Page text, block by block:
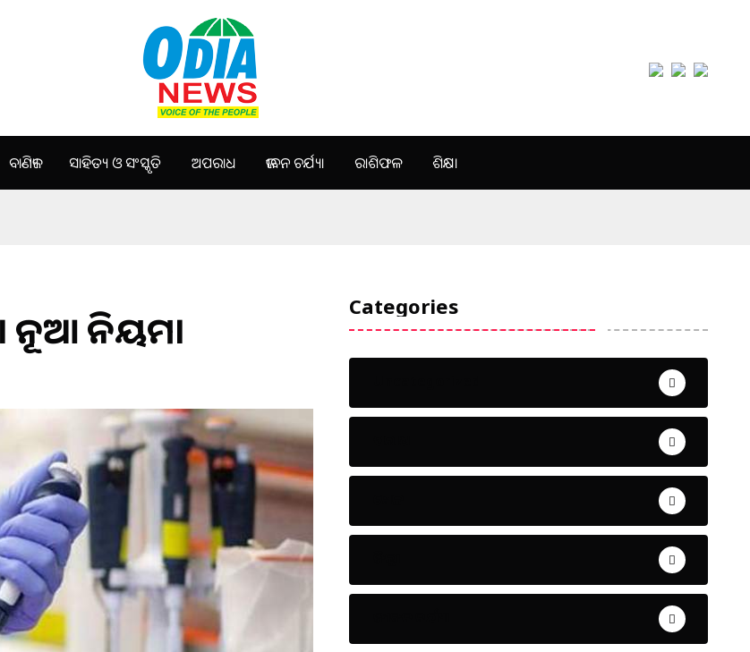
ବାଣିଜ୍ୟ ସାହିତ୍ୟ ଓ ସଂସ୍କୃତି ଅପରାଧ ଜୀବନ ଚର୍ଯ୍ୟା ରାଶିଫଳ ଶିକ୍ଷା
ନୂଆ ନିୟମ। Categories